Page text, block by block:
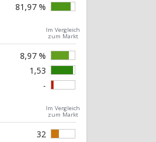
81,97 %
Im Vergleich
zum Markt
8,97 %
1,53
-
Im Vergleich
zum Markt
32